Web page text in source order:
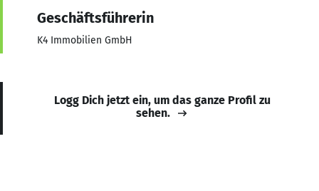
Geschäftsführerin
K4 Immobilien GmbH
Logg Dich jetzt ein, um das ganze Profil zu
sehen.